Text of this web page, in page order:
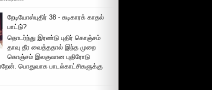
றேடியோஸ்புதிர் 38 - கடிகாரக் காதல்
பாட்டு்?
தொடர்ந்து இரண்டு புதிர் கொஞ்சம்
தாவு தீர வைத்ததால் இந்த முறை
கொஞ்சம் இலகுவான புதிரோடு
பொதுவாக பாடல்காட்சிகளுக்கு